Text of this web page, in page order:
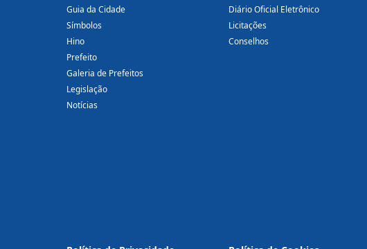
Guia da Cidade
Símbolos
Hino
Prefeito
Galeria de Prefeitos
Legislação
Notícias
Diário Oficial Eletrônico
Licitações
Conselhos